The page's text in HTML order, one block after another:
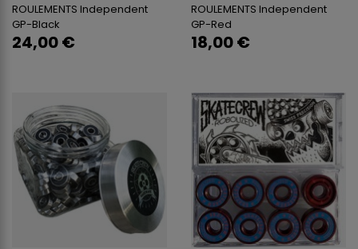
ROULEMENTS Independent
GP-Black
24,00 €
ROULEMENTS Independent
GP-Red
18,00 €